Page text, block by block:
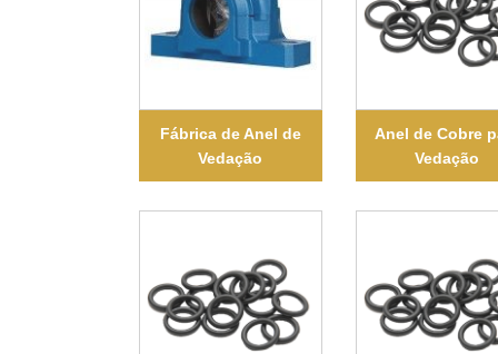
Fábrica de Anel de
Vedação
Anel de Cobre
Vedação